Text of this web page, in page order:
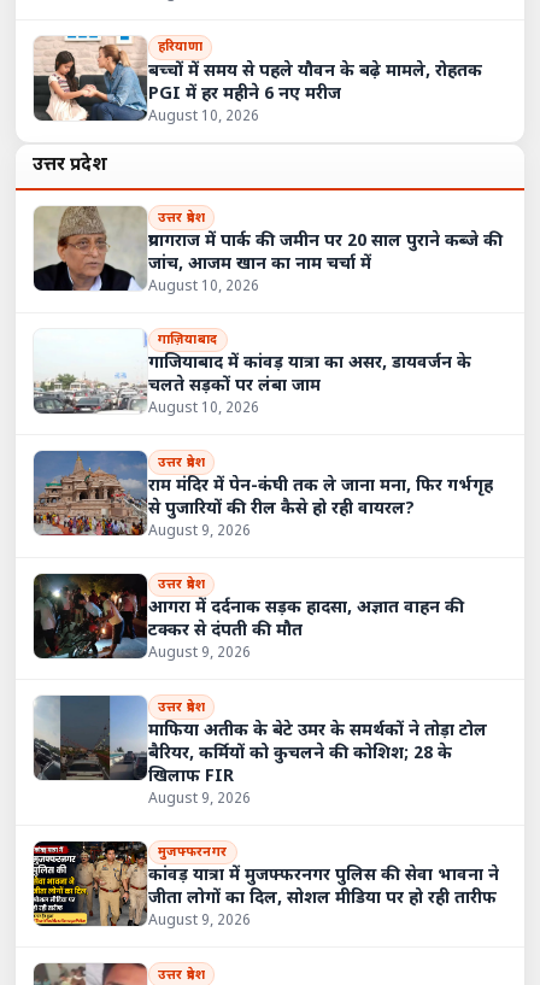
हरियाणा
बच्चों में समय से पहले यौवन के बढ़े मामले, रोहतक
PGI में हर महीने 6 नए मरीज
August 10, 2026
उत्तर प्रदेश
उत्तर प्रदेश
प्रयागराज में पार्क की जमीन पर 20 साल पुराने कब्जे की
जांच, आजम खान का नाम चर्चा में
August 10, 2026
गाज़ियाबाद
गाजियाबाद में कांवड़ यात्रा का असर, डायवर्जन के
चलते सड़कों पर लंबा जाम
August 10, 2026
उत्तर प्रदेश
राम मंदिर में पेन-कंघी तक ले जाना मना, फिर गर्भगृह
से पुजारियों की रील कैसे हो रही वायरल?
August 9, 2026
उत्तर प्रदेश
आगरा में दर्दनाक सड़क हादसा, अज्ञात वाहन की
टक्कर से दंपती की मौत
August 9, 2026
उत्तर प्रदेश
माफिया अतीक के बेटे उमर के समर्थकों ने तोड़ा टोल
बैरियर, कर्मियों को कुचलने की कोशिश; 28 के
खिलाफ FIR
August 9, 2026
मुजफ्फरनगर
कांवड़ यात्रा में मुजफ्फरनगर पुलिस की सेवा भावना ने
जीता लोगों का दिल, सोशल मीडिया पर हो रही तारीफ
August 9, 2026
उत्तर प्रदेश